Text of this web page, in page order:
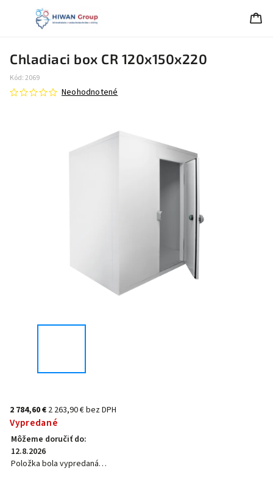
Chladiaci box CR 120x150x220
Kód:2069
Neohodnotené
2 784,60 € 2 263,90 € bez DPH
Vypredané
Môžeme doručiť do:
12.8.2026
Položka bola vypredaná…